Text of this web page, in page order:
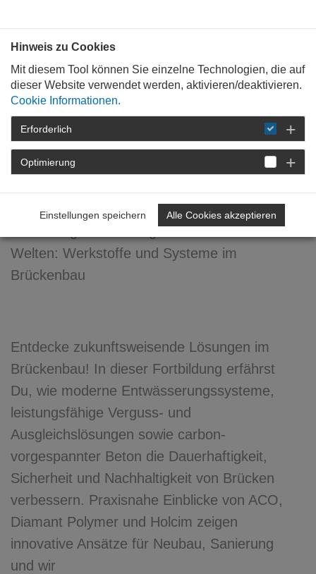
STARTSEITE
DETAIL
Tragwerke verbinden Welten
Vollständiger Titel: Tragwerke verbinden
Welten: Werkstoffe und Systeme im
Brückenbau
Entdecke zukunftsweisende Lösungen im
Brückenbau! In dieser Fortbildung erfährst
Du, wie moderne Entwässerungssysteme,
leistungsfähige Verguss- und
Ausgleichslösungen sowie carbon-
vorgespannter Beton die Dauerhaftigkeit,
Sicherheit und Nachhaltigkeit von Brücken
verbessern. Praxisnahe Einblicke von ACO,
Diamant Polymer und Holcim zeigen
innovative Ansätze für Neubau, Sanierung
und wir
Hinweis zu Cookies
Mit diesem Tool können Sie einzelne Technologien, die auf
dieser Website verwendet werden, aktivieren/deaktivieren.
Cookie Informationen.
Erforderlich
Optimierung
Einstellungen speichern Alle Cookies akzeptieren